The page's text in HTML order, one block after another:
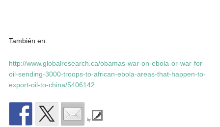
También en:
http://www.globalresearch.ca/obamas-war-on-ebola-or-war-for-
oil-sending-3000-troops-to-african-ebola-areas-that-happen-to-
export-oil-to-china/5406142
by